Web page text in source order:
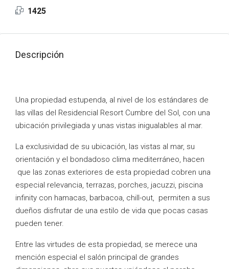
1425
Descripción
Una propiedad estupenda, al nivel de los estándares de
las villas del Residencial Resort Cumbre del Sol, con una
ubicación privilegiada y unas vistas inigualables al mar.
La exclusividad de su ubicación, las vistas al mar, su
orientación y el bondadoso clima mediterráneo, hacen
que las zonas exteriores de esta propiedad cobren una
especial relevancia, terrazas, porches, jacuzzi, piscina
infinity con hamacas, barbacoa, chill-out, permiten a sus
dueños disfrutar de una estilo de vida que pocas casas
pueden tener.
Entre las virtudes de esta propiedad, se merece una
mención especial el salón principal de grandes